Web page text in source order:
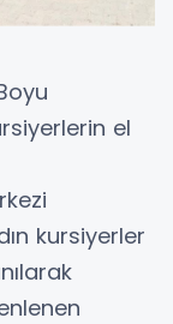
el
kursiyerler